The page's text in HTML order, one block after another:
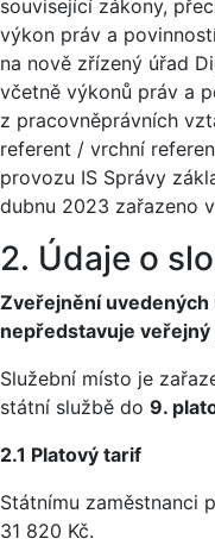
související zákony,
výkon práv a
na nově zřízený úřad
včetně výkonů práv a
z pracovněprávních
referent / vrchní
provozu IS Správy
dubnu 2023 zařazeno
2. Údaje o
Zveřejnění uvedených
nepředstavuje veřejný
Služební místo je
státní službě do 9.
2.1 Platový tarif
Státnímu zaměstnanci
31 820 Kč.